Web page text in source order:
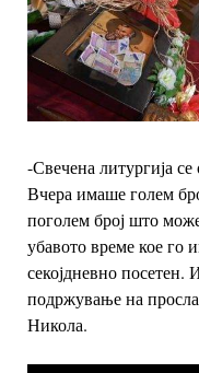
-Свечена литургија
Вчера имаше голем
поголем број што
убавото време кое го
секојдневно посетен.
подржување на
Никола.